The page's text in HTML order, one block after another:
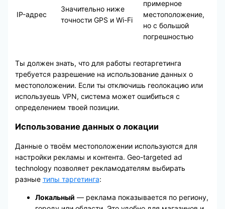
IP-адрес
Значительно ниже
точности GPS и Wi-Fi
примерное
местоположение,
но с большой
погрешностью
Ты должен знать, что для работы геотаргетинга
требуется разрешение на использование данных о
местоположении. Если ты отключишь геолокацию или
используешь VPN, система может ошибиться с
определением твоей позиции.
Использование данных о локации
Данные о твоём местоположении используются для
настройки рекламы и контента. Geo-targeted ad
technology позволяет рекламодателям выбирать
разные типы таргетинга:
Локальный — реклама показывается по региону,